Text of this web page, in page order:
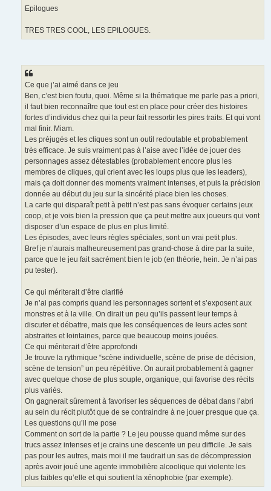
Epilogues
TRES TRES COOL, LES EPILOGUES.
Ce que j’ai aimé dans ce jeu
Ben, c’est bien foutu, quoi. Même si la thématique me parle pas a priori,
il faut bien reconnaître que tout est en place pour créer des histoires
fortes d’individus chez qui la peur fait ressortir les pires traits. Et qui vont
mal finir. Miam.
Les préjugés et les cliques sont un outil redoutable et probablement
très efficace. Je suis vraiment pas à l’aise avec l’idée de jouer des
personnages assez détestables (probablement encore plus les
membres de cliques, qui crient avec les loups plus que les leaders),
mais ça doit donner des moments vraiment intenses, et puis la précision
donnée au début du jeu sur la sincérité place bien les choses.
La carte qui disparaît petit à petit n’est pas sans évoquer certains jeux
coop, et je vois bien la pression que ça peut mettre aux joueurs qui vont
disposer d’un espace de plus en plus limité.
Les épisodes, avec leurs règles spéciales, sont un vrai petit plus.
Bref je n’aurais malheureusement pas grand-chose à dire par la suite,
parce que le jeu fait sacrément bien le job (en théorie, hein. Je n’ai pas
pu tester).
Ce qui mériterait d’être clarifié
Je n’ai pas compris quand les personnages sortent et s’exposent aux
monstres et à la ville. On dirait un peu qu’ils passent leur temps à
discuter et débattre, mais que les conséquences de leurs actes sont
abstraites et lointaines, parce que beaucoup moins jouées.
Ce qui mériterait d’être approfondi
Je trouve la rythmique “scène individuelle, scène de prise de décision,
scène de tension” un peu répétitive. On aurait probablement à gagner
avec quelque chose de plus souple, organique, qui favorise des récits
plus variés.
On gagnerait sûrement à favoriser les séquences de débat dans l’abri
au sein du récit plutôt que de se contraindre à ne jouer presque que ça.
Les questions qu’il me pose
Comment on sort de la partie ? Le jeu pousse quand même sur des
trucs assez intenses et je crains une descente un peu difficile. Je sais
pas pour les autres, mais moi il me faudrait un sas de décompression
après avoir joué une agente immobilière alcoolique qui violente les
plus faibles qu’elle et qui soutient la xénophobie (par exemple).